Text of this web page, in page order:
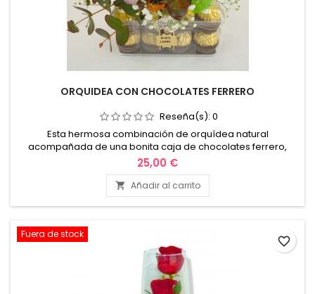
ORQUIDEA CON CHOCOLATES FERRERO
Reseña(s): 0
Esta hermosa combinación de orquídea natural
acompañada de una bonita caja de chocolates ferrero,
expresa todo el cariño y el amor por esa persona tan
especial. Y también lo podemos complementar con un
peluche así poderlo regalar en nacimientos cumpleaños
aniversarios, etc. Envio en valencia y alrededores.
25,00 €
 Añadir al carrito
Fuera de stock
favorite_border